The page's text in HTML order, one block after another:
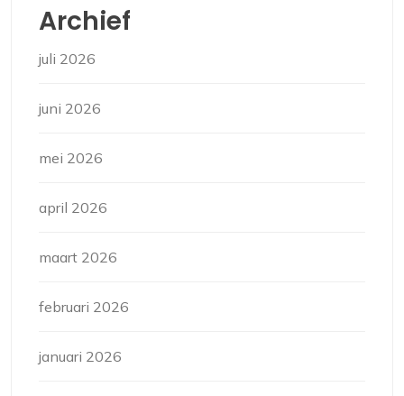
Archief
juli 2026
juni 2026
mei 2026
april 2026
maart 2026
februari 2026
januari 2026